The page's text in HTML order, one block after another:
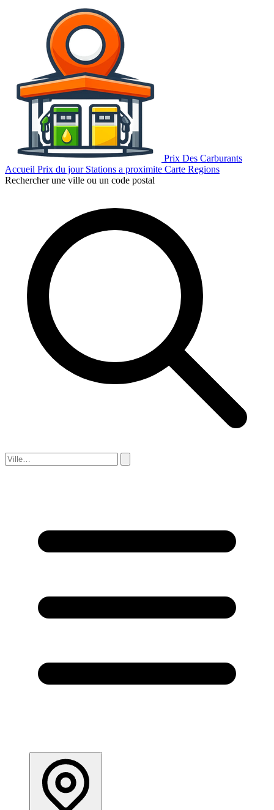
Prix Des Carburants
Accueil Prix du jour Stations a proximite Carte Regions
Rechercher une ville ou un code postal